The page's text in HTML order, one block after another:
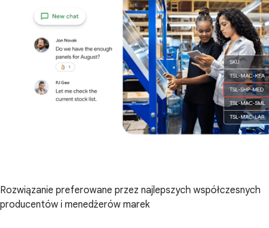
Rozwiązanie preferowane przez najlepszych współczesnych
producentów i menedżerów marek